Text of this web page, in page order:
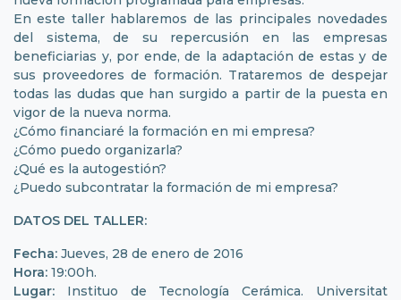
En este taller hablaremos de las principales novedades
del sistema, de su repercusión en las empresas
beneficiarias y, por ende, de la adaptación de estas y de
sus proveedores de formación. Trataremos de despejar
todas las dudas que han surgido a partir de la puesta en
vigor de la nueva norma.
¿Cómo financiaré la formación en mi empresa?
¿Cómo puedo organizarla?
¿Qué es la autogestión?
¿Puedo subcontratar la formación de mi empresa?
DATOS DEL TALLER:
Fecha: Jueves, 28 de enero de 2016
Hora: 19:00h.
Lugar: Instituo de Tecnología Cerámica. Universitat